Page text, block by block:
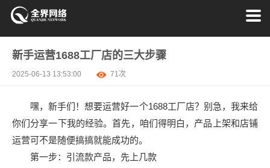
新手运营1688工厂店的三大步骤
2025-06-13 13:53:00 71次
嘿，新手们！想要运营好一个1688工厂店？别急，我来给
你们分享一下我的经验。首先，咱们得明白，产品上架和店铺
运营可不是随便搞搞就能成功的。
第一步：引流款产品，先上几款